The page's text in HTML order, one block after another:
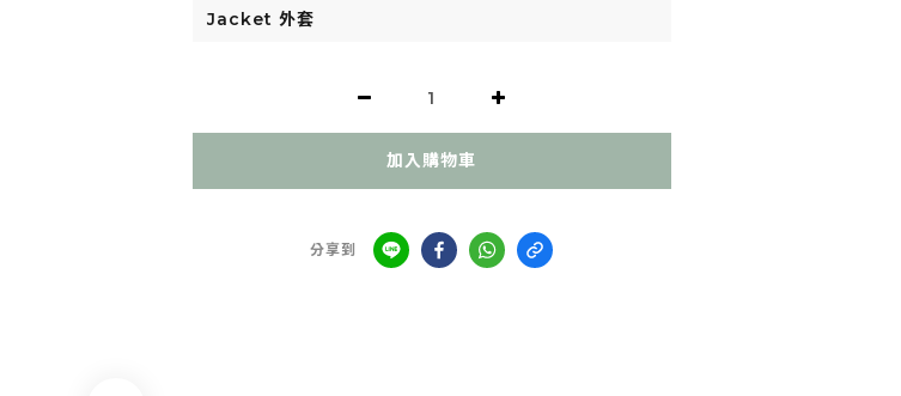
加入購物車
分享到